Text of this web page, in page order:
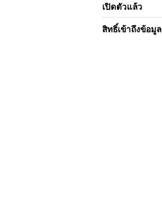
เปิดตัวแล้ว
สิทธิ์เข้าถึงข้อมูล